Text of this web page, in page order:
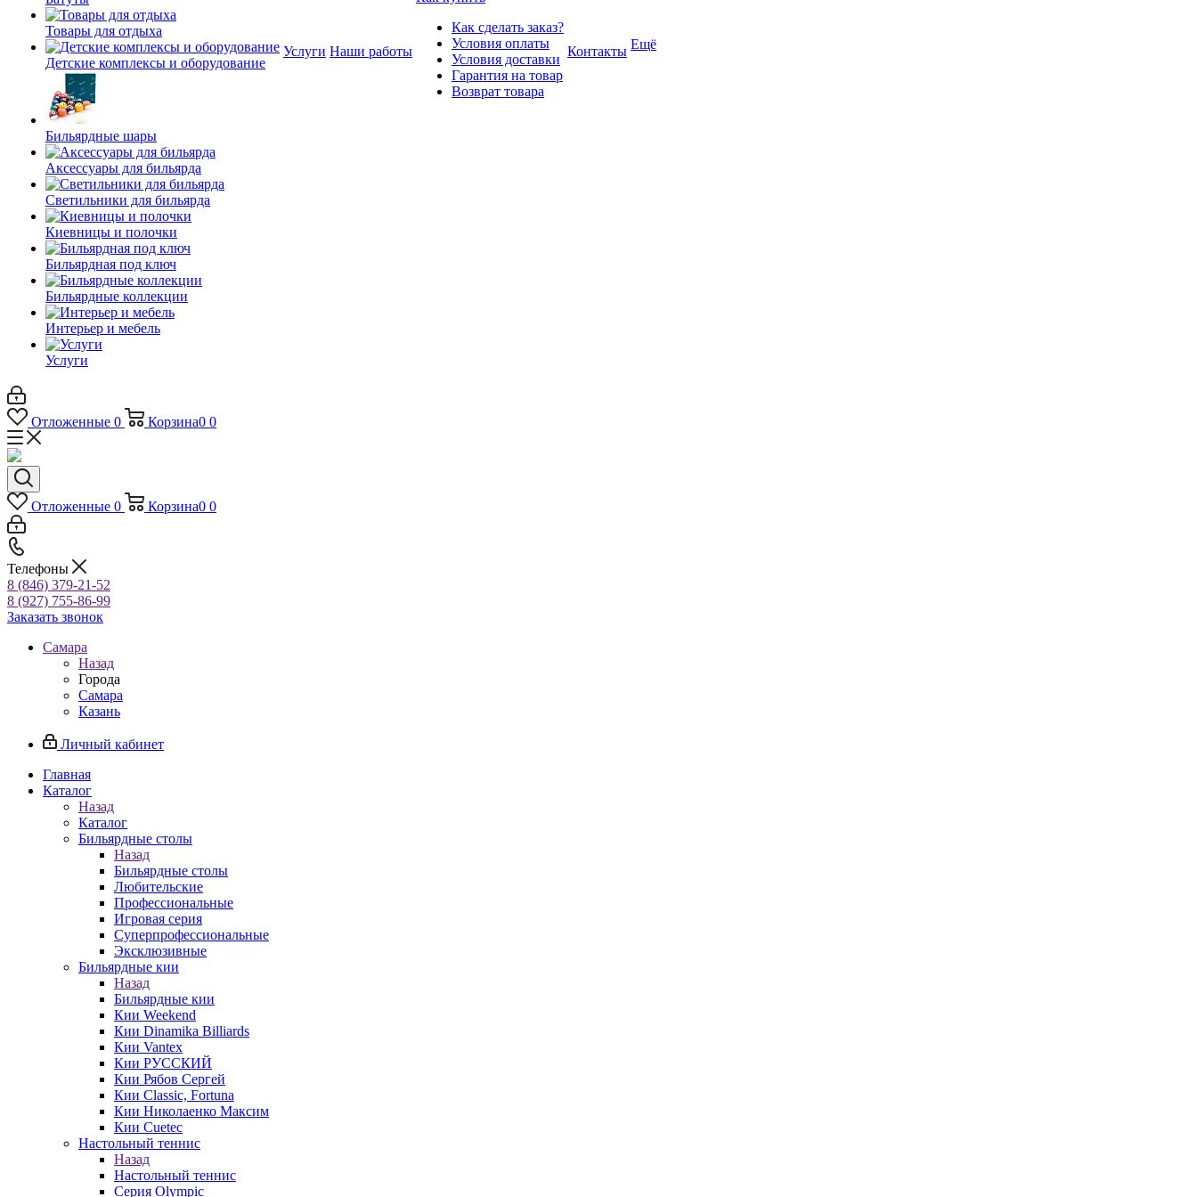
Товары для отдыха
Детские комплексы и оборудование
Бильярдные шары
Аксессуары для бильярда
Светильники для бильярда
Киевницы и полочки
Бильярдная под ключ
Бильярдные коллекции
Интерьер и мебель
Услуги
Услуги Наши работы
Как сделать заказ?
Условия оплаты
Условия доставки
Гарантия на товар
Возврат товара
Контакты Ещё
Отложенные 0 Корзина0 0
Отложенные 0 Корзина0 0
Телефоны
8 (846) 379-21-52
8 (927) 755-86-99
Заказать звонок
Самара
Назад
Города
Самара
Казань
Личный кабинет
Главная
Каталог
Назад
Каталог
Бильярдные столы
Назад
Бильярдные столы
Любительские
Профессиональные
Игровая серия
Суперпрофессиональные
Эксклюзивные
Бильярдные кии
Назад
Бильярдные кии
Кии Weekend
Кии Dinamika Billiards
Кии Vantex
Кии РУССКИЙ
Кии Рябов Сергей
Кии Classic, Fortuna
Кии Николаенко Максим
Кии Cuetec
Настольный теннис
Назад
Настольный теннис
Серия Olympic